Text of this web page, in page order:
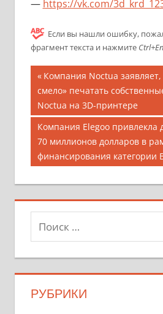
— https://vk.com/
Если вы нашли ошибку,
фрагмент текста и нажмите
Компания Noctua
смело» печатать
Noctua на 3D-принтере
Компания Elegoo привлекла
70 миллионов долларов в
финансирования категории
РУБРИКИ